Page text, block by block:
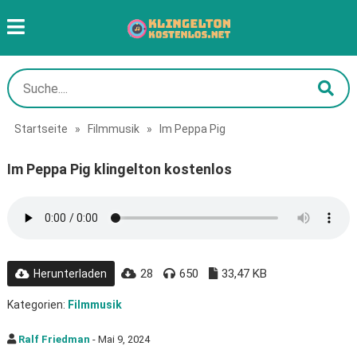
Startseite » Filmmusik » Im Peppa Pig
Im Peppa Pig klingelton kostenlos
Herunterladen 28 650 33,47 KB
Kategorien: Filmmusik
Ralf Friedman - Mai 9, 2024